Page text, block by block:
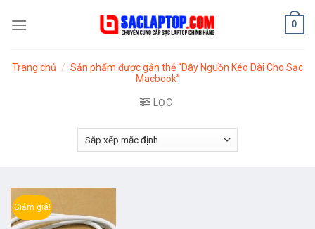
0
Trang chủ / Sản phẩm được gắn thẻ “Dây Nguồn Kéo Dài Cho Sạc
Macbook”
LỌC
Giảm giá!